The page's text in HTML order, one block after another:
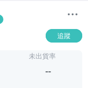
追蹤
未出貨率
--